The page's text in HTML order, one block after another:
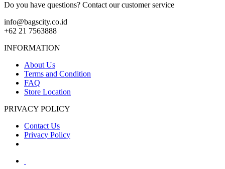
Do you have questions? Contact our customer service
info@bagscity.co.id
+62 21 7563888
INFORMATION
About Us
Terms and Condition
FAQ
Store Location
PRIVACY POLICY
Contact Us
Privacy Policy